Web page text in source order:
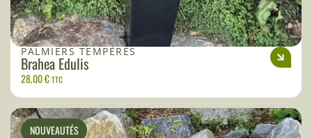
PALMIERS TEMPÉRÉS
Brahea Edulis
28,00€TTC
NOUVEAUTÉS